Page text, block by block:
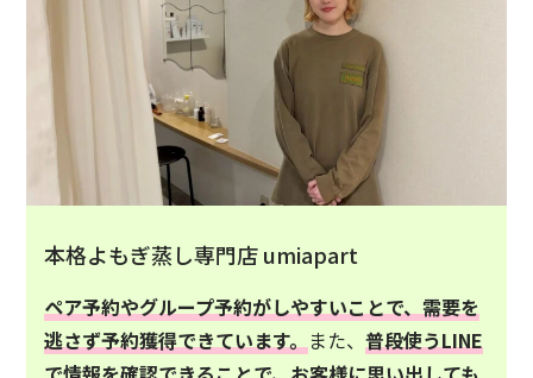
本格よもぎ蒸し専門店 umiapart
ペア予約やグループ予約がしやすいことで、需要を
逃さず予約獲得できています。また、普段使うLINE